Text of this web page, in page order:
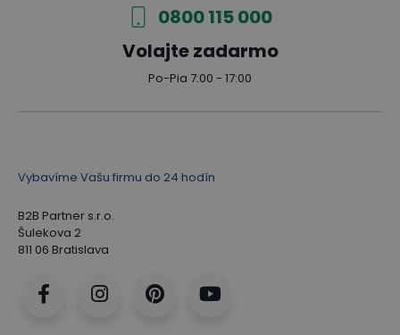
0800 115 000
Volajte zadarmo
Po-Pia 7:00 - 17:00
Vybavíme Vašu firmu do 24 hodín
B2B Partner s.r.o.
Šulekova 2
811 06 Bratislava